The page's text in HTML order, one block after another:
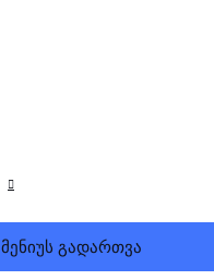
მენიუს გადართვა